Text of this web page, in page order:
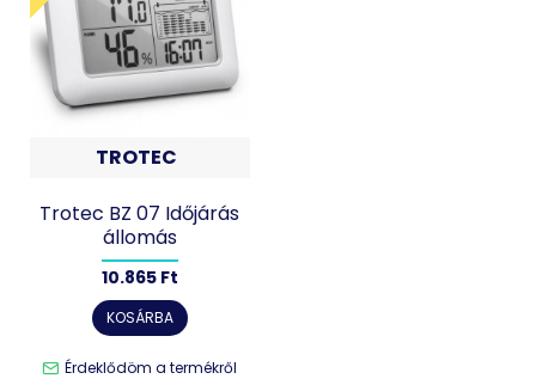
TROTEC
Trotec BZ 07 Időjárás
állomás
10.865 Ft
KOSÁRBA
Érdeklődöm a termékről